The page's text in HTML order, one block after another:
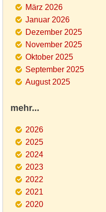
März 2026
Januar 2026
Dezember 2025
November 2025
Oktober 2025
September 2025
August 2025
mehr...
2026
2025
2024
2023
2022
2021
2020